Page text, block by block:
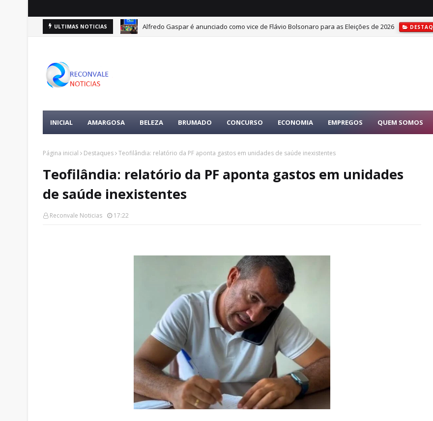
ULTIMAS NOTICIAS
Alfredo Gaspar é anunciado como vice de Flávio Bolsonaro para as Eleições de 2026
DESTAQUES
INICIAL AMARGOSA BELEZA BRUMADO CONCURSO ECONOMIA EMPREGOS QUEM SOMOS
Página inicial Destaques Teofilândia: relatório da PF aponta gastos em unidades de saúde inexistentes
Teofilândia: relatório da PF aponta gastos em unidades
de saúde inexistentes
Reconvale Noticias 17:22